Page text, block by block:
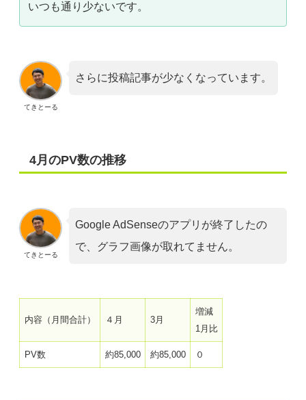
いつも通り少ないです。
てきとーる
さらに投稿記事が少なくなっています。
4月のPV数の推移
てきとーる
Google AdSenseのアプリが終了したの
で、グラフ画像が取れてません。
内容（月間合計） ４月 3月
増減
1月比
PV数 約85,000 約85,000 ０